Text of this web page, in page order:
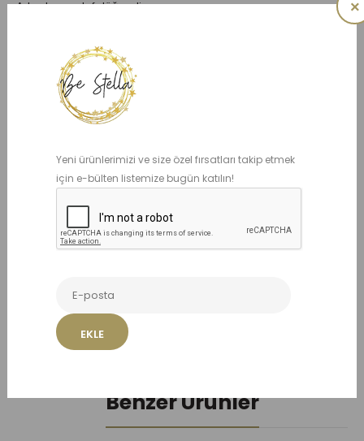
Yeni ürünlerimizi ve size özel fırsatları takip etmek
için e-bülten listemize bugün katılın!
EKLE
×
Arkadan sedef düğmeli
Üst kısım: 100% keten, alt kısım; supima koton
Mevcut Seçenekler:
0-3 AY 3-6 AY 6-9 AY 1 YAŞ
ADET
Benzer Ürünler